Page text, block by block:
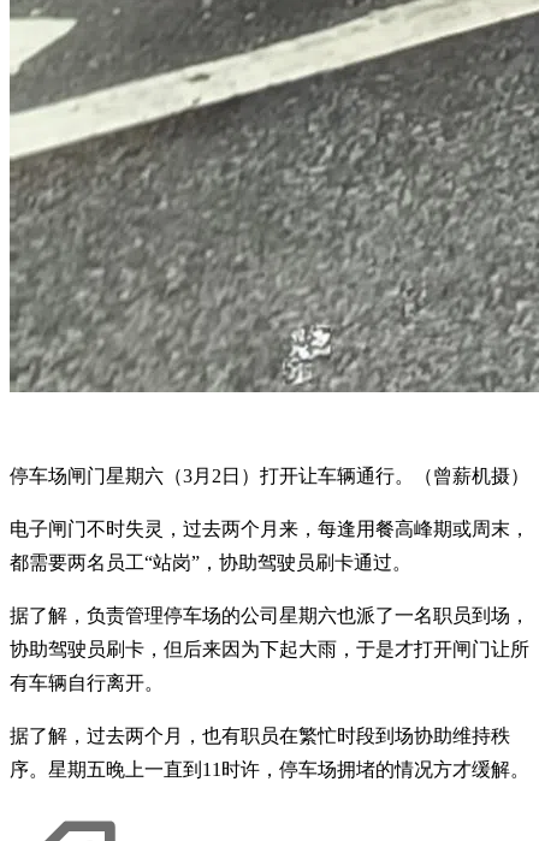
停车场闸门星期六（3月2日）打开让车辆通行。（曾薪机摄）
电子闸门不时失灵，过去两个月来，每逢用餐高峰期或周末，
都需要两名员工“站岗”，协助驾驶员刷卡通过。
据了解，负责管理停车场的公司星期六也派了一名职员到场，
协助驾驶员刷卡，但后来因为下起大雨，于是才打开闸门让所
有车辆自行离开。
据了解，过去两个月，也有职员在繁忙时段到场协助维持秩
序。星期五晚上一直到11时许，停车场拥堵的情况方才缓解。